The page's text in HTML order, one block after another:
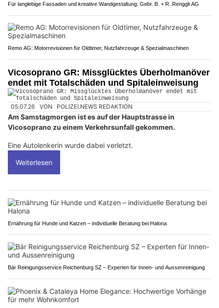
Für langlebige Fassaden und kreative Wandgestaltung: Gebr. B. + R. Renggli AG
Remo AG: Motorrevisionen für Oldtimer, Nutzfahrzeuge & Spezialmaschinen
Vicosoprano GR: Missglücktes Überholmanöver
endet mit Totalschäden und Spitaleinweisung
05.07.26 VON POLIZEI.NEWS REDAKTION
Am Samstagmorgen ist es auf der Hauptstrasse in
Vicosoprano zu einem Verkehrsunfall gekommen.
Eine Autolenkerin wurde dabei verletzt.
Weiterlesen
Ernährung für Hunde und Katzen – individuelle Beratung bei Halona
Bär Reinigungsservice Reichenburg SZ – Experten für Innen- und Aussenreinigung